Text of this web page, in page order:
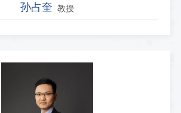
孙占奎 教授